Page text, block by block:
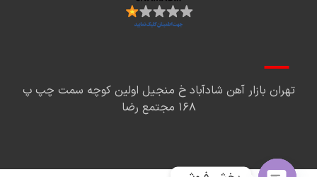
تهران بازار آهن شادآباد خ منجیل اولین کوچه سمت چپ پ
۱۶۸ مجتمع رضا